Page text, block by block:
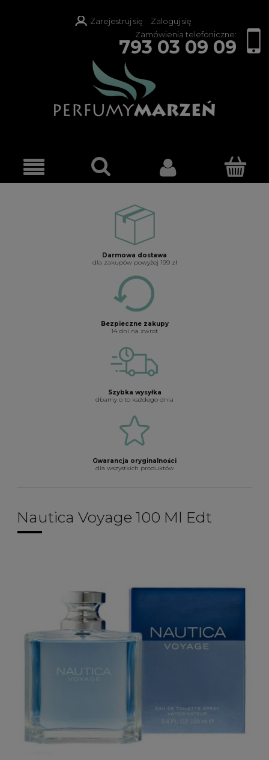
Zarejestruj się
Zaloguj się
Zamówienia telefoniczne:
793 03 09 09
Darmowa dostawa
dla zakupów powyżej 199 zł
Bezpieczne zakupy
14 dni na zwrot
Szybka wysyłka
dbamy o to każdego dnia
Gwarancja oryginalności
dla wszystkich produktów
Nautica Voyage 100 Ml Edt